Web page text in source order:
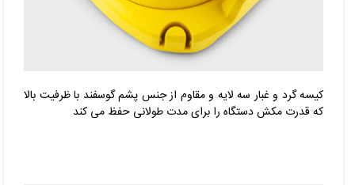
کیسه گرد و غبار سه لایه و مقاوم از جنس پشم گوسفند با ظرفیت بالا
که قدرت مکش دستگاه را برای مدت طولانی حفظ می کند